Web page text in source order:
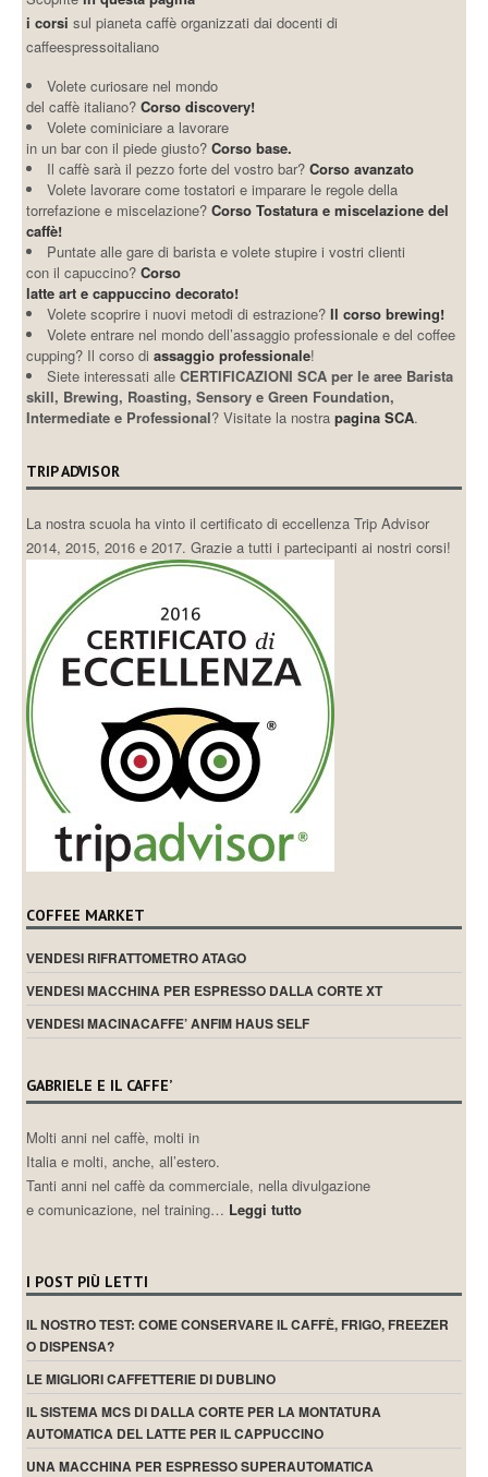
i corsi sul pianeta caffè organizzati dai docenti di
caffeespressoitaliano
Volete curiosare nel mondo
del caffè italiano? Corso discovery!
Volete cominiciare a lavorare
in un bar con il piede giusto? Corso base.
Il caffè sarà il pezzo forte del vostro bar?Corso avanzato
Volete lavorare come tostatori e imparare le regole della
torrefazione e miscelazione?Corso Tostatura e miscelazione del
caffè!
Puntate alle gare di barista e volete stupire i vostri clienti
con il capuccino?Corso
latte art e cappuccino decorato!
Volete scoprire i nuovi metodi di estrazione?Il corso brewing!
Volete entrare nel mondo dell’assaggio professionale e del coffee
cupping? Il corso diassaggio professionale!
Siete interessati alleCERTIFICAZIONI SCA per le aree Barista
skill, Brewing, Roasting, Sensory e Green Foundation,
Intermediate e Professional? Visitate la nostrapagina SCA.
TRIP ADVISOR
La nostra scuola ha vinto il certificato di eccellenza Trip Advisor
2014, 2015, 2016 e 2017. Grazie a tutti i partecipanti ai nostri corsi!
COFFEE MARKET
VENDESI RIFRATTOMETRO ATAGO
VENDESI MACCHINA PER ESPRESSO DALLA CORTE XT
VENDESI MACINACAFFE’ ANFIM HAUS SELF
GABRIELE E IL CAFFE’
Molti anni nel caffè, molti in
Italia e molti, anche, all’estero.
Tanti anni nel caffè da commerciale, nella divulgazione
e comunicazione, nel training… Leggi tutto
I POST PIÙ LETTI
IL NOSTRO TEST: COME CONSERVARE IL CAFFÈ, FRIGO, FREEZER
O DISPENSA?
LE MIGLIORI CAFFETTERIE DI DUBLINO
IL SISTEMA MCS DI DALLA CORTE PER LA MONTATURA
AUTOMATICA DEL LATTE PER IL CAPPUCCINO
UNA MACCHINA PER ESPRESSO SUPERAUTOMATICA